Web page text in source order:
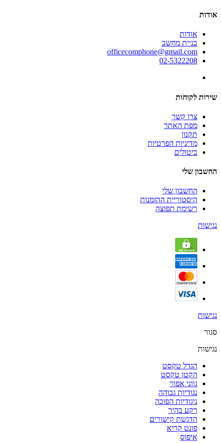
אודות
אודות
בניית מחשב
officecomphone@gmail.com
02-5322208
שירות לקוחות
צרו קשר
מפת האתר
תקנון
מדיניות הפרטיות
ביטולים
החשבון שלי
החשבון שלי
היסטוריית ההזמנות
רשימת תפוצה
נגישות
נגישות
סגור
נגישות
הגדל טקסט
הקטן טקסט
גווני אפור
נגודיות גבוהה
ניגודיות הפוכה
רקע בהיר
הדגשת קישורים
פונט קריא
איפוס